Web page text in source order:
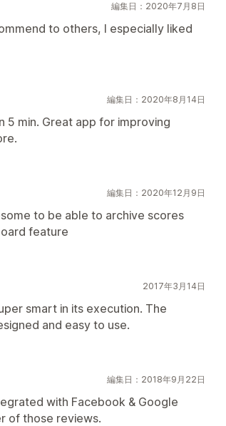
編集日：2020年7月8日
to others, I especially liked
編集日：2020年8月14日
5 min. Great app for improving
編集日：2020年12月9日
to be able to archive scores
feature
2017年3月14日
smart in its execution. The
and easy to use.
編集日：2018年9月22日
with Facebook & Google
of those reviews.